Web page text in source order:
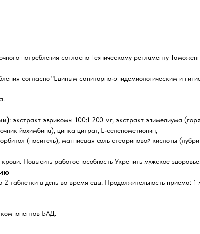
потребления согласно Техническому регламенту
согласно "Единым санитарно-эпидемиологическим и
: экстракт эврикомы 100:1 200 мг, экстракт эпимедиума
йохимбина), цинка цитрат, L-селенометионин,
(носитель), магниевая соль стеариновой кислоты
крови. Повысить работоспособность Укрепить мужское
таблетки в день во время еды. Продолжительность приема:
компонентов БАД.